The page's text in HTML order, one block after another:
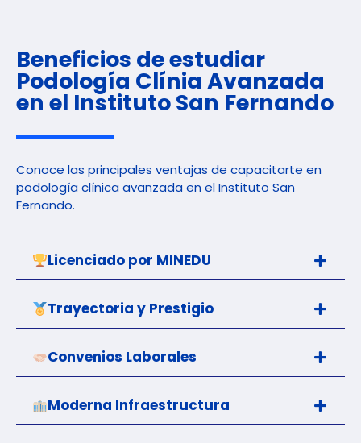
Beneficios de estudiar
Podología Clínia Avanzada
en el Instituto San Fernando
Conoce las principales ventajas de capacitarte en
podología clínica avanzada en el Instituto San
Fernando.
Licenciado por MINEDU
Trayectoria y Prestigio
Convenios Laborales
Moderna Infraestructura